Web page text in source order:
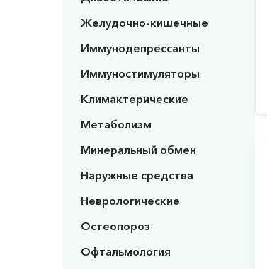
Желудочно-кишечные
Иммунодепрессанты
Иммуностимуляторы
Климактерические
Метаболизм
Минеральный обмен
Наружные средства
Неврологические
Остеопороз
Офтальмология